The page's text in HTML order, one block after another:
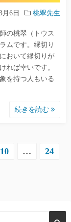
月6日 桃翠先生
の桃翠（トウス
ムです。縁切り
おいて縁切りが
れば幸いです。
を持つ人もいる
続きを読む
10 …
24